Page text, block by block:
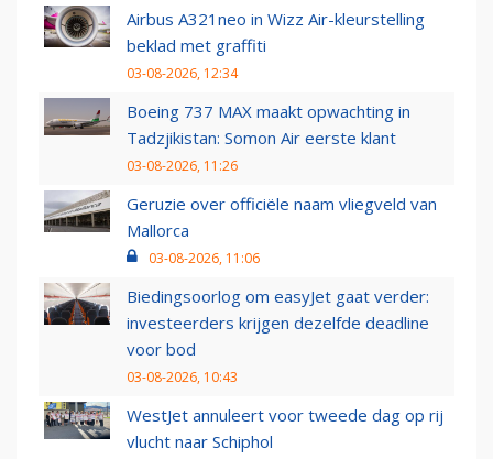
Airbus A321neo in Wizz Air-kleurstelling
beklad met graffiti
03-08-2026, 12:34
Boeing 737 MAX maakt opwachting in
Tadzjikistan: Somon Air eerste klant
03-08-2026, 11:26
Geruzie over officiële naam vliegveld van
Mallorca
03-08-2026, 11:06
Biedingsoorlog om easyJet gaat verder:
investeerders krijgen dezelfde deadline
voor bod
03-08-2026, 10:43
WestJet annuleert voor tweede dag op rij
vlucht naar Schiphol